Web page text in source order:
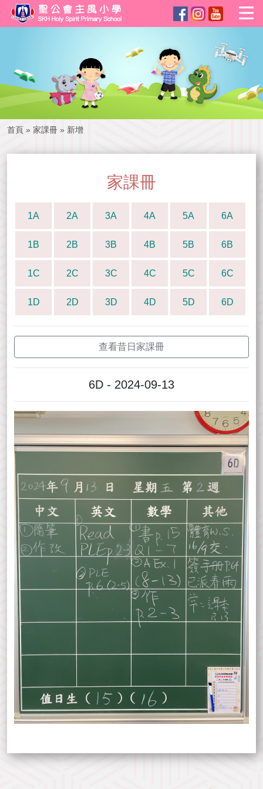
首頁 » 家課冊 » 新增
家課冊
1A 2A 3A 4A 5A 6A
1B 2B 3B 4B 5B 6B
1C 2C 3C 4C 5C 6C
1D 2D 3D 4D 5D 6D
查看昔日家課冊
6D - 2024-09-13